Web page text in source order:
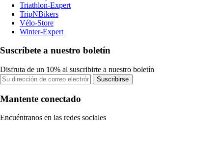
Triathlon-Expert
TripNBikers
Vélo-Store
Winter-Expert
Suscríbete a nuestro boletín
Disfruta de un 10% al suscribirte a nuestro boletín
Suscribirse
Mantente conectado
Encuéntranos en las redes sociales